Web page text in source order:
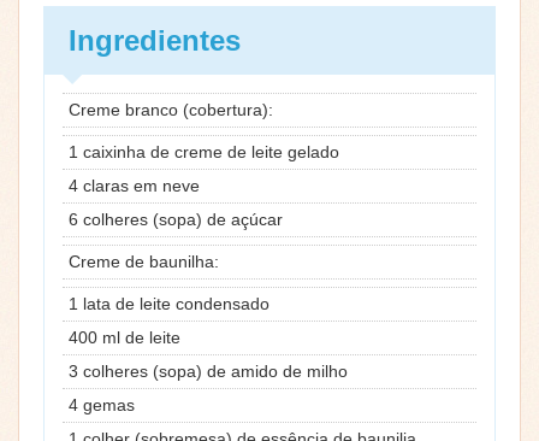
Ingredientes
Creme branco (cobertura):
1 caixinha de creme de leite gelado
4 claras em neve
6 colheres (sopa) de açúcar
Creme de baunilha:
1 lata de leite condensado
400 ml de leite
3 colheres (sopa) de amido de milho
4 gemas